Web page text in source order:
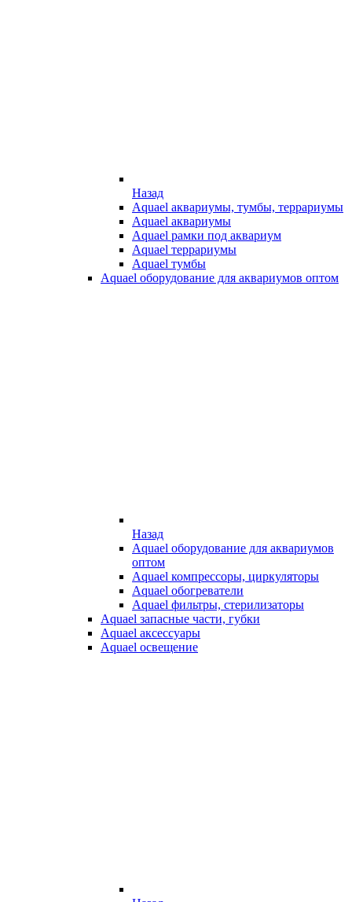
Назад
Aquael аквариумы, тумбы, террариумы
Aquael аквариумы
Aquael рамки под аквариум
Aquael террариумы
Aquael тумбы
Aquael оборудование для аквариумов оптом
Назад
Aquael оборудование для аквариумов
оптом
Aquael компрессоры, циркуляторы
Aquael обогреватели
Aquael фильтры, стерилизаторы
Aquael запасные части, губки
Aquael аксессуары
Aquael освещение